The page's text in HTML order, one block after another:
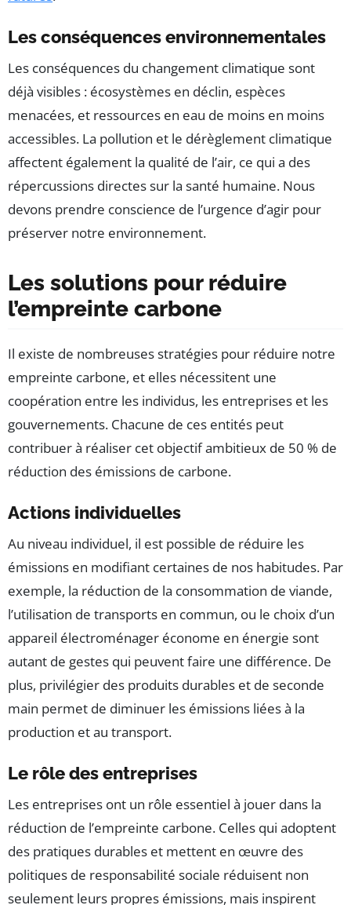
Les conséquences environnementales
Les conséquences du changement climatique sont
déjà visibles : écosystèmes en déclin, espèces
menacées, et ressources en eau de moins en moins
accessibles. La pollution et le dérèglement climatique
affectent également la qualité de l’air, ce qui a des
répercussions directes sur la santé humaine. Nous
devons prendre conscience de l’urgence d’agir pour
préserver notre environnement.
Les solutions pour réduire
l’empreinte carbone
Il existe de nombreuses stratégies pour réduire notre
empreinte carbone, et elles nécessitent une
coopération entre les individus, les entreprises et les
gouvernements. Chacune de ces entités peut
contribuer à réaliser cet objectif ambitieux de 50 % de
réduction des émissions de carbone.
Actions individuelles
Au niveau individuel, il est possible de réduire les
émissions en modifiant certaines de nos habitudes. Par
exemple, la réduction de la consommation de viande,
l’utilisation de transports en commun, ou le choix d’un
appareil électroménager économe en énergie sont
autant de gestes qui peuvent faire une différence. De
plus, privilégier des produits durables et de seconde
main permet de diminuer les émissions liées à la
production et au transport.
Le rôle des entreprises
Les entreprises ont un rôle essentiel à jouer dans la
réduction de l’empreinte carbone. Celles qui adoptent
des pratiques durables et mettent en œuvre des
politiques de responsabilité sociale réduisent non
seulement leurs propres émissions, mais inspirent